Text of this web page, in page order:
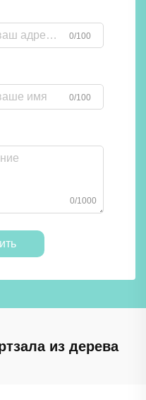
0/100
0/100
0/1000
из дерева